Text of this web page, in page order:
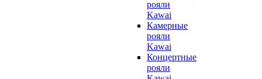
рояли
Kawai
Камерные
рояли
Kawai
Концертные
рояли